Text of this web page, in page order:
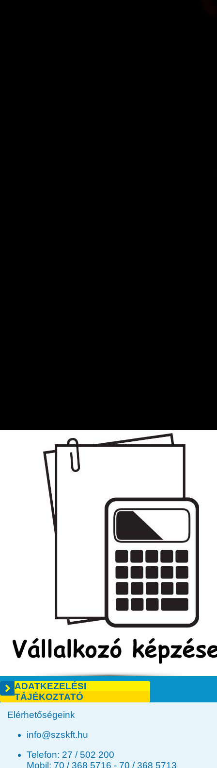
ADATKEZELÉSI
TÁJÉKOZTATÓ
Elérhetőségeink
info@szskft.hu
Telefon: 27 / 502 200
Mobil: 70 / 368 5716 - 70 / 368 5713